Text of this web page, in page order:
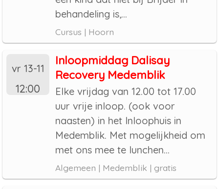
behandeling is,...
Cursus | Hoorn
vr 13-11
12:00
Inloopmiddag Dalisay
Recovery Medemblik
Elke vrijdag van 12.00 tot 17.00
uur vrije inloop. (ook voor
naasten) in het Inloophuis in
Medemblik. Met mogelijkheid om
met ons mee te lunchen...
Algemeen | Medemblik | gratis